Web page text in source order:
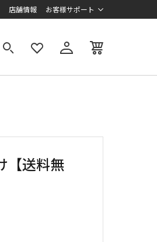
店舗情報 お客様サポート
【送料無